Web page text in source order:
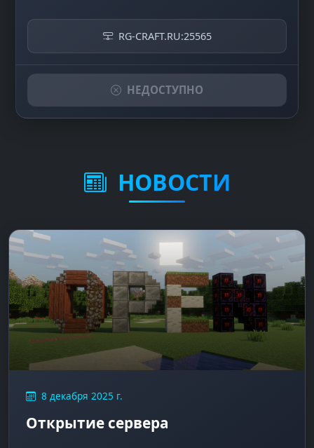
RG-CRAFT.RU:25565
НЕДОСТУПНО
НОВОСТИ
8 декабря 2025 г.
Открытие сервера